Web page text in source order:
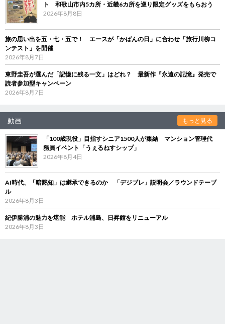
ト 和歌山市内5カ所・近畿6カ所を巡り限定グッズをもらおう
2026年8月8日
旅の思い出を五・七・五で！ エースが「かばんの日」に合わせ「旅行川柳コ
ンテスト」を開催
2026年8月7日
東野圭吾が選んだ「記憶に残る一文」はどれ？ 最新作『永遠の記憶』発売で
読者参加型キャンペーン
2026年8月7日
動画 もっと見る
「100歳現役」目指すシニア1500人が集結 マンション管理代
務員イベント「うぇるねすシップ」
2026年8月4日
AI時代、「暗黙知」は継承できるのか 「デジブレ」説明会／ラウンドテーブ
ル
2026年8月3日
紀伊勝浦の魅力を堪能 ホテル浦島、日昇館をリニューアル
2026年8月3日